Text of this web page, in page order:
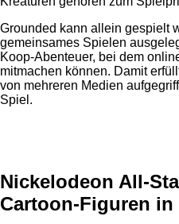
Grounded kann allein gespielt
gemeinsames Spielen
Koop-Abenteuer, bei dem
mitmachen können. Damit
von mehreren Medien
Spiel.
Nickelodeon All-
Cartoon-Figuren in